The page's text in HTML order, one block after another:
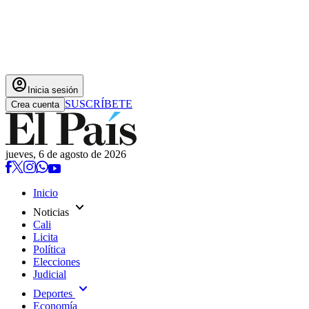
account_circle Inicia sesión
Crea cuenta SUSCRÍBETE
jueves, 6 de agosto de 2026
Inicio
Noticias expand_more
Cali
Licita
Política
Elecciones
Judicial
Deportes expand_more
Economía